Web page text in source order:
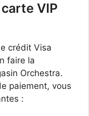
VIP
crédit Visa
faire la
Orchestra.
paiement, vous
: